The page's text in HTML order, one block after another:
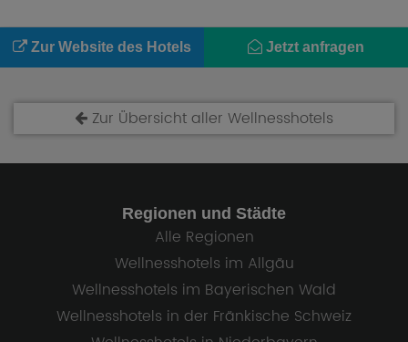
Zur Website des Hotels Jetzt anfragen
Zur Übersicht aller Wellnesshotels
Regionen und Städte
Alle Regionen
Wellnesshotels im Allgäu
Wellnesshotels im Bayerischen Wald
Wellnesshotels in der Fränkische Schweiz